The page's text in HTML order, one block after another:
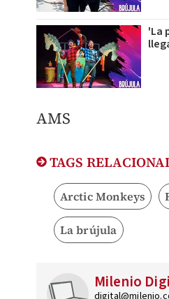
'La
AMS
TAGS
Arctic Monkeys
La brújula
Milenio